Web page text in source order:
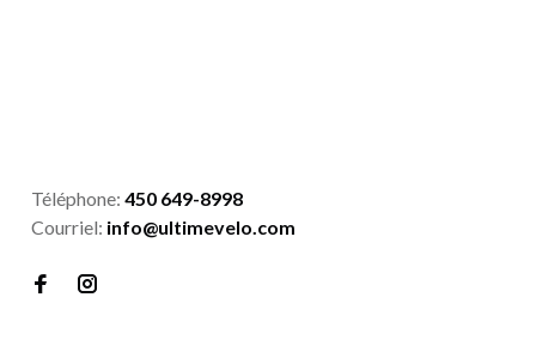
Téléphone: 450 649-8998
Courriel: info@ultimevelo.com